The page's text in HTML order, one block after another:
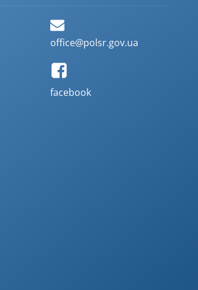
office@polsr.gov.ua
facebook